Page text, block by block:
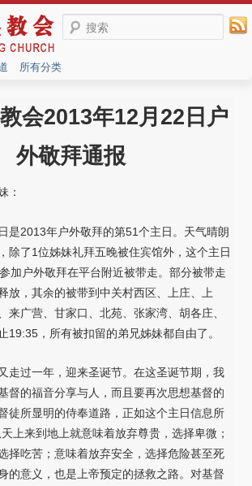
搜索
所有分类
会2013年12月22日户
外敬拜通报
：
是2013年户外敬拜的第51个主日。天气晴朗
除了1位姊妹礼拜五晚被住宾馆外，这个主日
加户外敬拜在平台附近被带走。部分被带走
放，其余的被带到中关村西区、上庄、上
来广营、甘家口、北苑、张家湾、胡各庄、
19:35，所有被扣留的弟兄姊妹都自由了。
走过一年，迎来圣诞节。在这圣诞节期，我
督的福音分享与人，而且要再次思想基督的
徒所显明的侍奉道路，正如这个主日信息所
上来到地上就意味着放弃尊贵，选择卑微；
择吃苦；意味着放弃安全，选择危险甚至死
的意义，也是上帝预定的拯救之路。对基督